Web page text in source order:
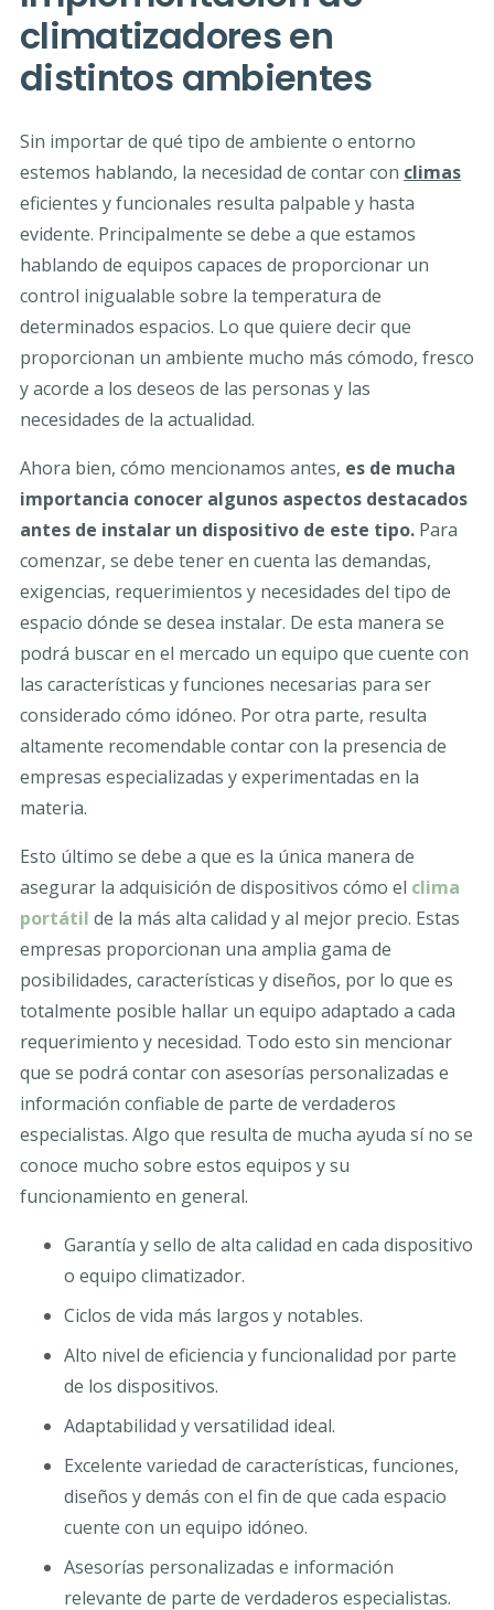
climatizadores en
distintos ambientes
Sin importar de qué tipo de ambiente o entorno
estemos hablando, la necesidad de contar con climas
eficientes y funcionales resulta palpable y hasta
evidente. Principalmente se debe a que estamos
hablando de equipos capaces de proporcionar un
control inigualable sobre la temperatura de
determinados espacios. Lo que quiere decir que
proporcionan un ambiente mucho más cómodo, fresco
y acorde a los deseos de las personas y las
necesidades de la actualidad.
Ahora bien, cómo mencionamos antes, es de mucha
importancia conocer algunos aspectos destacados
antes de instalar un dispositivo de este tipo.Para
comenzar, se debe tener en cuenta las demandas,
exigencias, requerimientos y necesidades del tipo de
espacio dónde se desea instalar. De esta manera se
podrá buscar en el mercado un equipo que cuente con
las características y funciones necesarias para ser
considerado cómo idóneo. Por otra parte, resulta
altamente recomendable contar con la presencia de
empresas especializadas y experimentadas en la
materia.
Esto último se debe a que es la única manera de
asegurar la adquisición de dispositivos cómo el clima
portátil de la más alta calidad y al mejor precio. Estas
empresas proporcionan una amplia gama de
posibilidades, características y diseños, por lo que es
totalmente posible hallar un equipo adaptado a cada
requerimiento y necesidad. Todo esto sin mencionar
que se podrá contar con asesorías personalizadas e
información confiable de parte de verdaderos
especialistas. Algo que resulta de mucha ayuda sí no se
conoce mucho sobre estos equipos y su
funcionamiento en general.
Garantía y sello de alta calidad en cada dispositivo
o equipo climatizador.
Ciclos de vida más largos y notables.
Alto nivel de eficiencia y funcionalidad por parte
de los dispositivos.
Adaptabilidad y versatilidad ideal.
Excelente variedad de características, funciones,
diseños y demás con el fin de que cada espacio
cuente con un equipo idóneo.
Asesorías personalizadas e información
relevante de parte de verdaderos especialistas.